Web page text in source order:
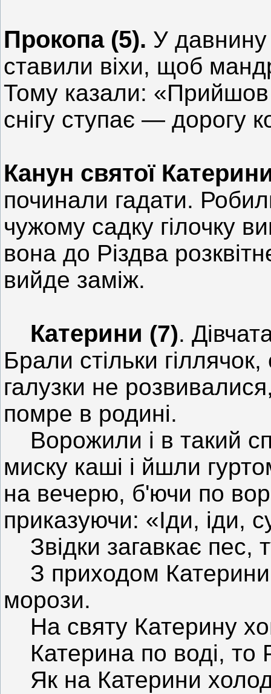
Прокопа (5). У
ставили віхи, щоб
Тому казали: «Прийшов
снігу ступає — дорогу
Канун святої
починали гадати.
чужому садку гілочку
вона до Різдва
вийде заміж.
Катерини (7).
Брали стільки гіллячок,
галузки не
помре в родині.
Ворожили і в такий
миску каші і йшли
на вечерю, б'ючи по
приказуючи: «Іди, іди,
Звідки загавкає пес,
З приходом Катерини
морози.
На святу Катерину
Катерина по воді, то
Як на Катерини